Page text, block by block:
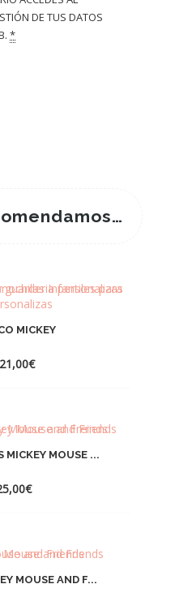
DE TUS DATOS
*
MICKEY
21,00€Rango
15,00€
21,00€
MOUSE ...
€Rango
6,00€
25,00€
MOUSE AND F...